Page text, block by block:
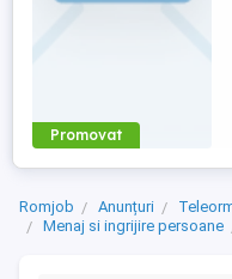
Promovat
Romjob Anunțuri
Menaj si ingrijire persoane